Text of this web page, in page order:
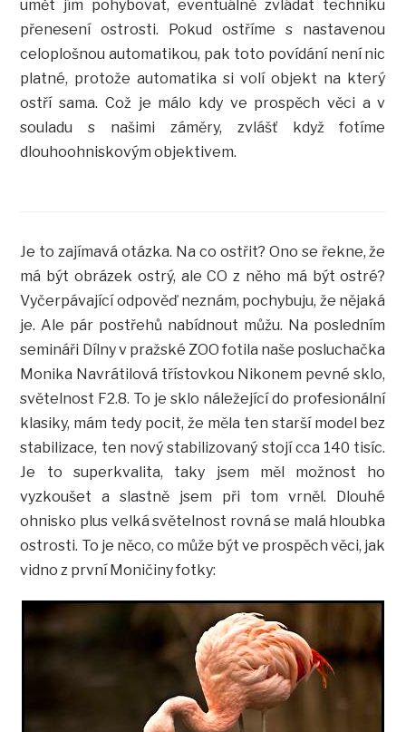
umět jím pohybovat, eventuálně zvládat techniku
přenesení ostrosti. Pokud ostříme s nastavenou
celoplošnou automatikou, pak toto povídání není nic
platné, protože automatika si volí objekt na který
ostří sama. Což je málo kdy ve prospěch věci a v
souladu s našimi záměry, zvlášť když fotíme
dlouhoohniskovým objektivem.
Je to zajímavá otázka. Na co ostřit? Ono se řekne, že
má být obrázek ostrý, ale CO z něho má být ostré?
Vyčerpávající odpověď neznám, pochybuju, že nějaká
je. Ale pár postřehů nabídnout můžu. Na posledním
semináři Dílny v pražské ZOO fotila naše posluchačka
Monika Navrátilová třístovkou Nikonem pevné sklo,
světelnost F2.8. To je sklo náležející do profesionální
klasiky, mám tedy pocit, že měla ten starší model bez
stabilizace, ten nový stabilizovaný stojí cca 140 tisíc.
Je to superkvalita, taky jsem měl možnost ho
vyzkoušet a slastně jsem při tom vrněl. Dlouhé
ohnisko plus velká světelnost rovná se malá hloubka
ostrosti. To je něco, co může být ve prospěch věci, jak
vidno z první Moničiny fotky: